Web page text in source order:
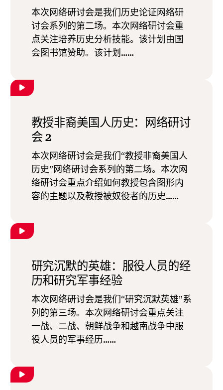
本次网络研讨会是我们历史论证网络研
讨会系列的第二场。本次网络研讨会重
点关注培养历史分析技能。该计划由国
会图书馆赞助。该计划……
教授非裔美国人历史：网络研讨
会 2
本次网络研讨会是我们“教授非裔美国人
历史”网络研讨会系列的第二场。本次网
络研讨会重点介绍如何教授包含图形内
容的主题以及教授被奴役者的历史……
研究沉默的英雄：服役人员的经
历和研究军事经验
本次网络研讨会是我们“研究沉默英雄”系
列的第三场。本次网络研讨会重点关注
一战、二战、朝鲜战争和越南战争中服
役人员的军事经历……